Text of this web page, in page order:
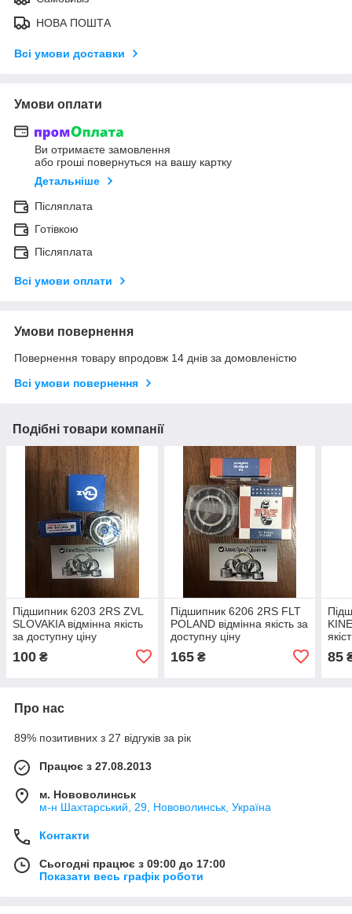
НОВА ПОШТА
Всі умови доставки
Умови оплати
Ви отримаєте замовлення
або гроші повернуться на вашу картку
Детальніше
Післяплата
Готівкою
Післяплата
Всі умови оплати
Умови повернення
Повернення товару впродовж 14 днів за домовленістю
Всі умови повернення
Подібні товари компанії
Підшипник 6203 2RS ZVL
SLOVAKIA відмінна якість
за доступну ціну
100 ₴
Підшипник 6206 2RS FLT
POLAND відмінна якість за
доступну ціну
165₴ 85
Про нас
89% позитивних з 27 відгуків за рік
Працює з 27.08.2013
м. Нововолинськ
м-н Шахтарський, 29, Нововолинськ, Україна
Контакти
Сьогодні працює з 09:00 до 17:00
Показати весь графік роботи